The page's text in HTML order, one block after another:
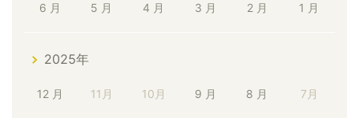
6 月 5 月 4 月 3 月 2 月 1 月
2025年
12 月 11月 10月 9 月 8 月 7月